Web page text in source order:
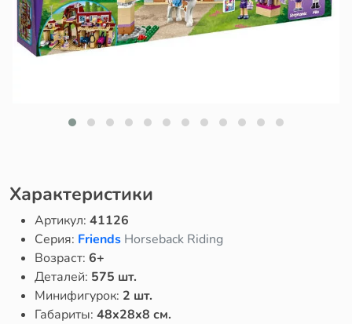
Характеристики
Артикул: 41126
Серия: Friends Horseback Riding
Возраст: 6+
Деталей: 575 шт.
Минифигурок: 2 шт.
Габариты: 48x28x8 см.